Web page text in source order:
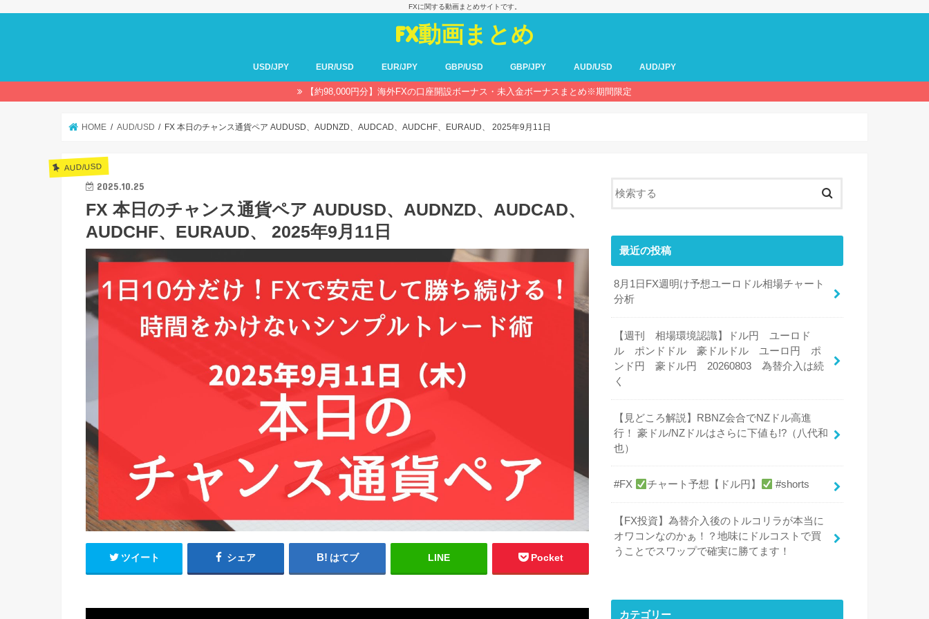
FXに関する動画まとめサイトです。
FX動画まとめ
USD/JPY EUR/USD EUR/JPY GBP/USD GBP/JPY AUD/USD AUD/JPY
【約98,000円分】海外FXの口座開設ボーナス・未入金ボーナスまとめ※期間限定
HOME AUD/USD FX 本日のチャンス通貨ペア AUDUSD、AUDNZD、AUDCAD、AUDCHF、EURAUD、 2025年9月11日
AUD/USD
2025.10.25
FX 本日のチャンス通貨ペア AUDUSD、AUDNZD、AUDCAD、
AUDCHF、EURAUD、 2025年9月11日
ツイート シェア はてブ LINE Pocket
最近の投稿
8月1日FX週明け予想ユーロドル相場チャート
分析
【週刊 相場環境認識】ドル円 ユーロド
ル ポンドドル 豪ドルドル ユーロ円 ポ
ンド円 豪ドル円 20260803 為替介入は続
く
【見どころ解説】RBNZ会合でNZドル高進
行！ 豪ドル/NZドルはさらに下値も!?（八代和
也）
#FX チャート予想【ドル円】 #shorts
【FX投資】為替介入後のトルコリラが本当に
オワコンなのかぁ！？地味にドルコストで買
うことでスワップで確実に勝てます！
カテゴリー